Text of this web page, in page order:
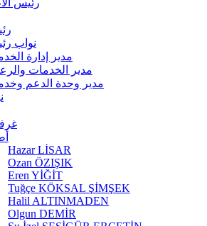
نواب
مدير إدارة
مدير الخدمات
مدير وحدة الدعم
Hazar LİSAR
Ozan ÖZIŞIK
Eren YİĞİT
Tuğçe KÖKSAL ŞİMŞEK
Halil ALTINMADEN
Olgun DEMİR